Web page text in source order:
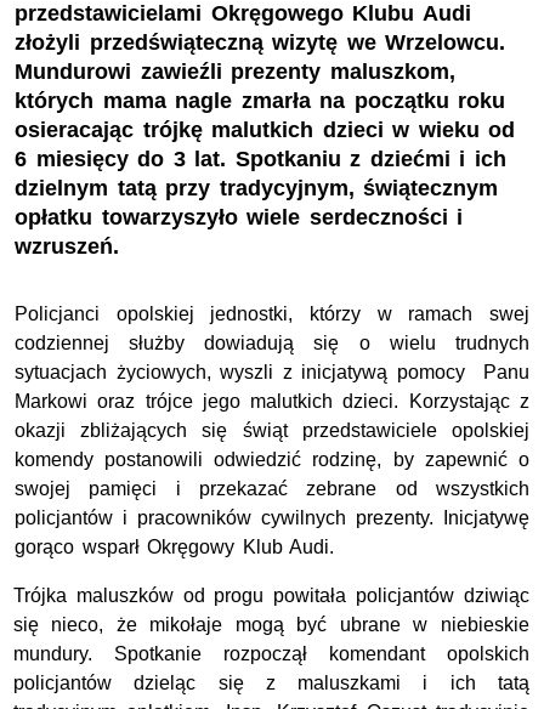
przedstawicielami Okręgowego Klubu Audi
złożyli przedświąteczną wizytę we Wrzelowcu.
Mundurowi zawieźli prezenty maluszkom,
których mama nagle zmarła na początku roku
osieracając trójkę malutkich dzieci w wieku od
6 miesięcy do 3 lat. Spotkaniu z dziećmi i ich
dzielnym tatą przy tradycyjnym, świątecznym
opłatku towarzyszyło wiele serdeczności i
wzruszeń.
Policjanci opolskiej jednostki, którzy w ramach swej
codziennej służby dowiadują się o wielu trudnych
sytuacjach życiowych, wyszli z inicjatywą pomocy Panu
Markowi oraz trójce jego malutkich dzieci. Korzystając z
okazji zbliżających się świąt przedstawiciele opolskiej
komendy postanowili odwiedzić rodzinę, by zapewnić o
swojej pamięci i przekazać zebrane od wszystkich
policjantów i pracowników cywilnych prezenty. Inicjatywę
gorąco wsparł Okręgowy Klub Audi.
Trójka maluszków od progu powitała policjantów dziwiąc
się nieco, że mikołaje mogą być ubrane w niebieskie
mundury. Spotkanie rozpoczął komendant opolskich
policjantów dzieląc się z maluszkami i ich tatą